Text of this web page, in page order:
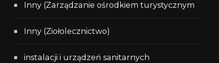
Inny (Zarządzanie ośrodkiem turystycznym
Inny (Ziołolecznictwo)
instalacji i urządzeń sanitarnych